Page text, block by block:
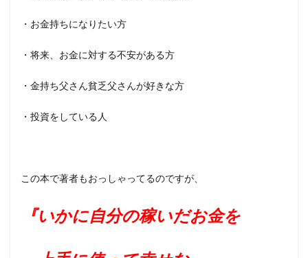
・お金持ちになりたい方
・将来、お金に対する不安がある方
・金持ち父さん貧乏父さんが好きな方
・投資をしている人
この本で著者もおっしゃってるのですが、
『いかに自分の稼いだお金を